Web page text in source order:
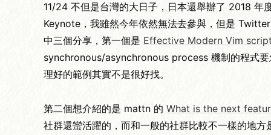
11/24 不但是台灣的大日子，日本還舉辦了 2018
Keynote，我雖然今年依然無法去參與，但是
中三個分享，第一個是 Effective Modern Vim
synchronous/asynchronous process 機制的程式
理好的範例其實不是很好找。
第二個想介紹的是 mattn 的 What is the next
社群還蠻活躍的，而和一般的社群比較不一樣的地